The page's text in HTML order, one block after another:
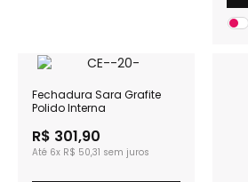
Fechadura Sara Grafite
Polido Interna
R$ 301,90
6x R$ 50,31